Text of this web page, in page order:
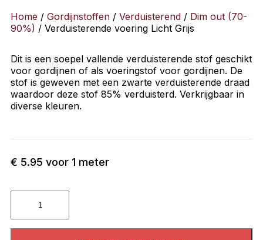
Home / Gordijnstoffen / Verduisterend / Dim out (70-
90%) / Verduisterende voering Licht Grijs
Dit is een soepel vallende verduisterende stof geschikt
voor gordijnen of als voeringstof voor gordijnen. De
stof is geweven met een zwarte verduisterende draad
waardoor deze stof 85% verduisterd. Verkrijgbaar in
diverse kleuren.
€ 5.95 voor 1 meter